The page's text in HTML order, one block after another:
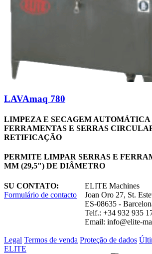
LAVAmaq 780
LIMPEZA E SECAGEM AUTOMÁTICA
FERRAMENTAS E SERRAS
RETIFICAÇÃO
PERMITE LIMPAR SERRAS E
MM (29,5") DE DIÂMETRO
SU CONTATO:
Formulário de contacto
ELITE Machines
Joan Oro 27, St.
ES-08635 -
Telf.: +34 932 935
Email: info@elite-
Legal Termos de venda Proteção de dados
ELITE